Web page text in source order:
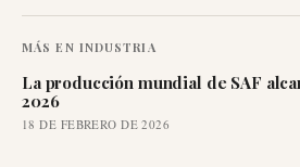
MÁS EN INDUSTRIA
La producción mundial de SAF
2026
18 DE FEBRERO DE 2026